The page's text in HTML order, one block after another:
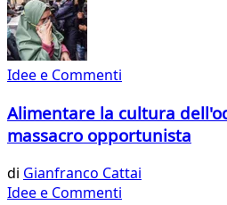
Idee e Commenti
Alimentare la cultura
massacro opportunista
di Gianfranco Cattai
Idee e Commenti